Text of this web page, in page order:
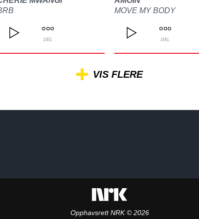
DEL
MOVE MY BODY
DEL
VIS FLERE
Opphavsrett NRK © 2026